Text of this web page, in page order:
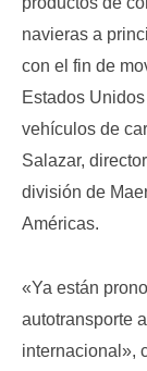
navieras a
con el fin de
Estados
vehículos de
Salazar,
división de
Américas.
«Ya están
autotransporte
internacional»,